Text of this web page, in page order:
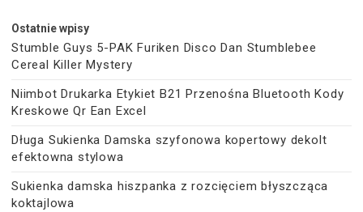
Ostatnie wpisy
Stumble Guys 5-PAK Furiken Disco Dan Stumblebee
Cereal Killer Mystery
Niimbot Drukarka Etykiet B21 Przenośna Bluetooth Kody
Kreskowe Qr Ean Excel
Długa Sukienka Damska szyfonowa kopertowy dekolt
efektowna stylowa
Sukienka damska hiszpanka z rozcięciem błyszcząca
koktajlowa